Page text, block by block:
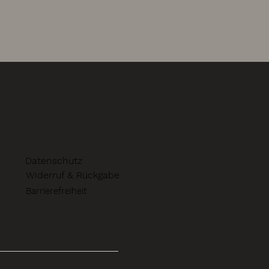
Datenschutz
Widerruf & Rückgabe
Barrierefreiheit